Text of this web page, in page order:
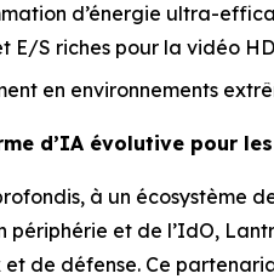
d’énergie ultra-
E/S riches pour la vidéo
en environnements
d’IA évolutive pour
à un écosystème
périphérie et de l’IdO,
de défense. Ce